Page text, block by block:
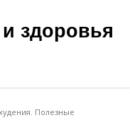
здоровья
Полезные